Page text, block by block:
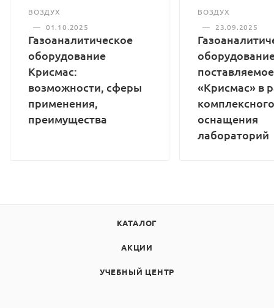
ВОЗДУХ
— 01.10.2025
Газоаналитическое
оборудование
Крисмас:
возможности, сферы
применения,
преимущества
ВОЗДУХ
—
23.09.2025
«Крисмас» в
комплексного
оснащения
лабораторий
КАТАЛОГ
АКЦИИ
УЧЕБНЫЙ ЦЕНТР